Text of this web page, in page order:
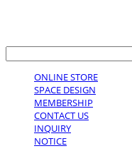
ONLINE STORE
SPACE DESIGN
MEMBERSHIP
CONTACT US
INQUIRY
NOTICE